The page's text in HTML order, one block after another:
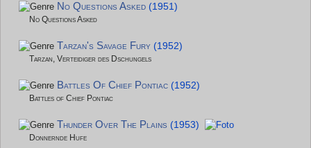
No Questions Asked (1951)
No Questions Asked
Tarzan's Savage Fury (1952)
Tarzan, Verteidiger des Dschungels
Battles Of Chief Pontiac (1952)
Battles of Chief Pontiac
Thunder Over The Plains (1953)
Donnernde Hufe